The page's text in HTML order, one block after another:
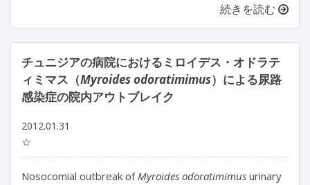
続きを読む
チュニジアの病院におけるミロイデス・オドラテ
ィミマス（Myroides odoratimimus）による尿路
感染症の院内アウトブレイク
2012.01.31
☆
Nosocomial outbreak of Myroides odoratimimus urinary